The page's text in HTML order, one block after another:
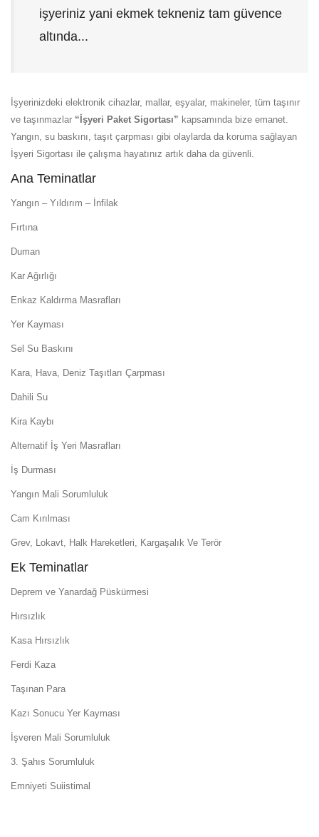
işyeriniz yani ekmek tekneniz tam güvence
altında...
İşyerinizdeki elektronik cihazlar, mallar, eşyalar, makineler, tüm taşınır
ve taşınmazlar “İşyeri Paket Sigortası” kapsamında bize emanet.
Yangın, su baskını, taşıt çarpması gibi olaylarda da koruma sağlayan
İşyeri Sigortası ile çalışma hayatınız artık daha da güvenli.
Ana Teminatlar
Yangın – Yıldırım – İnfilak
Fırtına
Duman
Kar Ağırlığı
Enkaz Kaldırma Masrafları
Yer Kayması
Sel Su Baskını
Kara, Hava, Deniz Taşıtları Çarpması
Dahili Su
Kira Kaybı
Alternatif İş Yeri Masrafları
İş Durması
Yangın Mali Sorumluluk
Cam Kırılması
Grev, Lokavt, Halk Hareketleri, Kargaşalık Ve Terör
Ek Teminatlar
Deprem ve Yanardağ Püskürmesi
Hırsızlık
Kasa Hırsızlık
Ferdi Kaza
Taşınan Para
Kazı Sonucu Yer Kayması
İşveren Mali Sorumluluk
3. Şahıs Sorumluluk
Emniyeti Suiistimal